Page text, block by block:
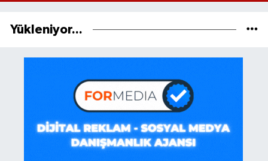
Yükleniyor...